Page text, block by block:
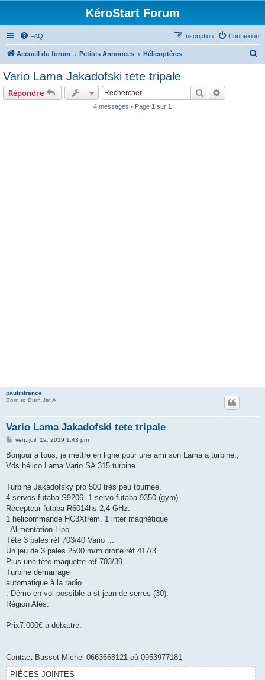
KéroStart Forum
FAQ Connexion
Inscription
Accueil du forum Petites Annonces Hélicoptères
Vario Lama Jakadofski tete tripale
Répondre Rechercher
4 messages • Page 1 sur 1
paulinfrance
Born to Burn Jet A
Vario Lama Jakadofski tete tripale
M
s
a
ven. juil. 19, 2019 1:43 pm
Bonjour a tous, je mettre en ligne pour une ami son Lama a turbine,,
Vds hélico Lama Vario SA 315 turbine
Turbine Jakadofsky pro 500 très peu tournée.
4 servos futaba S9206. 1 servo futaba 9350 (gyro).
Récepteur futaba R6014hs 2,4 GHz.
1 helicommande HC3Xtrem. 1 inter magnétique
. Alimentation Lipo.
Tète 3 pales réf 703/40 Vario ...
Un jeu de 3 pales 2500 m/m droite réf 417/3 …
Plus une tète maquette réf 703/39 …
Turbine démarrage
automatique à la radio ..
. Démo en vol possible a st jean de serres (30).
Région Alès.
Prix7.000€ a debattre.
Contact Basset Michel 0663668121 où 0953977181
PIÈCES JOINTES